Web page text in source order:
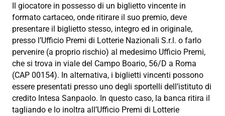
Il giocatore in possesso di un biglietto vincente in
formato cartaceo, onde ritirare il suo premio, deve
presentare il biglietto stesso, integro ed in originale,
presso l’Ufficio Premi di Lotterie Nazionali S.r.l. o farlo
pervenire (a proprio rischio) al medesimo Ufficio Premi,
che si trova in viale del Campo Boario, 56/D a Roma
(CAP 00154). In alternativa, i biglietti vincenti possono
essere presentati presso uno degli sportelli dell’istituto di
credito Intesa Sanpaolo. In questo caso, la banca ritira il
tagliando e lo inoltra all’Ufficio Premi di Lotterie